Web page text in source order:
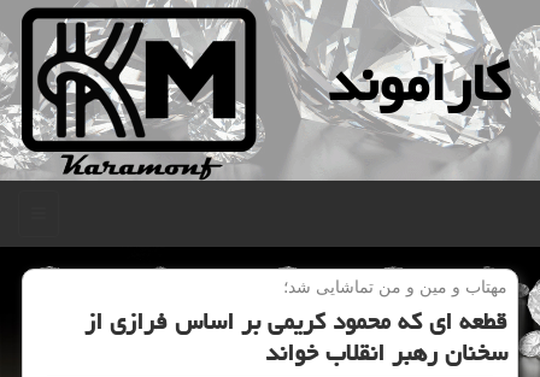
كاراموند
مهتاب و مین و من تماشایی شد؛
قطعه ای كه محمود كریمی بر اساس فرازی از
سخنان رهبر انقلاب خواند